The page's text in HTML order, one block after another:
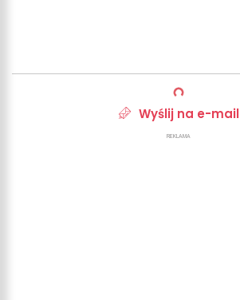
Wyślij na e-mail
REKLAMA